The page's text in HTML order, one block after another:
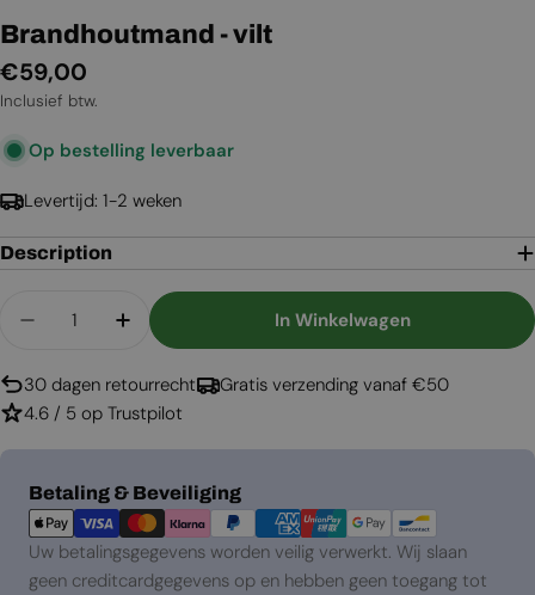
Brandhoutmand - vilt
Normale
prijs
€59,00
Inclusief btw.
Op bestelling leverbaar
Levertijd: 1-2 weken
Description
Aantal Verlagen Voor Brandhoutmand - Vilt
Aantal Verhogen Voor
In Winkelwagen
30 dagen retourrecht
Gratis verzending vanaf €50
4.6 / 5 op Trustpilot
Betaling & Beveiliging
Betaalmethoden
Uw betalingsgegevens worden veilig verwerkt. Wij slaan
geen creditcardgegevens op en hebben geen toegang tot